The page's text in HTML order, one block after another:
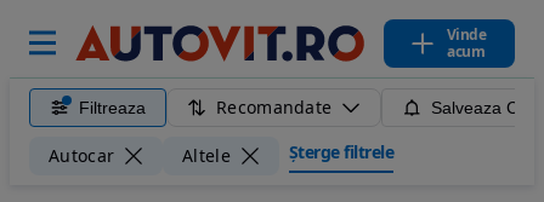
Vinde
acum
Filtreaza Recomandate Salveaza
Autocar Altele Șterge filtrele